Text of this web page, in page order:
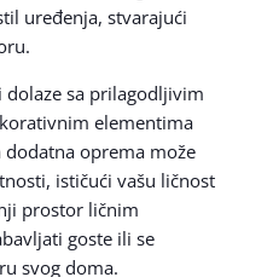
uređenja, stvarajući
sa prilagodljivim
elementima
oprema može
ističući vašu ličnost
prostor ličnim
goste ili se
svog doma.